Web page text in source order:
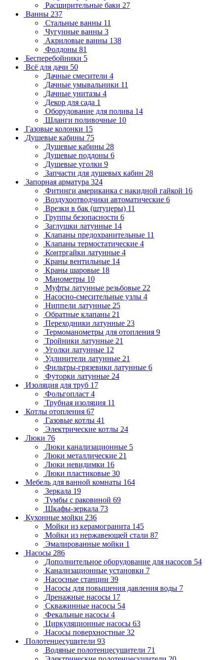
Расширительные баки 27
Ванны 237
Стальные ванны 11
Чугунные ванны 3
Акриловые ванны 138
Фолдоны 81
Бесперебойники 5
Всё для дачи 50
Дачные смесители 4
Дачные умывальники 11
Дачные унитазы 4
Декор для сада 1
Оборудование для полива 14
Шланги поливочные 10
Газовые колонки 15
Душевые кабины 75
Душевые кабины 28
Душевые поддоны 6
Душевые уголки 9
Запчасти для душевых кабин 28
Запорная арматура 324
Фитинги американка с накидной гайкой 16
Воздухоотводчики автоматические 6
Врезки в бак (штуцеры) 11
Группы безопасности 6
Заглушки латунные 14
Клапаны предохранительные 11
Клапаны термостатические 4
Контргайки латунные 4
Краны вентильные 14
Краны шаровые 18
Манометры 10
Муфты латунные резьбовые 22
Насосно-смесительные узлы 4
Ниппели латунные 25
Обратные клапаны 21
Переходники латунные 23
Термоманометры для отопления 9
Тройники латунные 21
Уголки латунные 12
Удлинители латунные 21
Фильтры-грязевики латунные 6
Футорки латунные 24
Изоляция для труб 17
Фольгопласт 4
Трубная изоляция 11
Котлы отопления 67
Газовые котлы 41
Электрические котлы 24
Люки 76
Люки канализационные 5
Люки металлические 21
Люки невидимки 16
Люки пластиковые 30
Мебель для ванной комнаты 164
Зеркала 19
Тумбы с раковиной 69
Шкафы-зеркала 73
Кухонные мойки 236
Мойки из керамогранита 145
Мойки из нержавеющей стали 87
Эмалированные мойки 1
Насосы 286
Дополнительное оборудование для насосов 54
Канализационные установки 7
Насосные станции 39
Насосы для повышения давления воды 7
Дренажные насосы 17
Скважинные насосы 54
Фекальные насосы 4
Циркуляционные насосы 63
Насосы поверхностные 32
Полотенцесушители 93
Водяные полотенцесушители 71